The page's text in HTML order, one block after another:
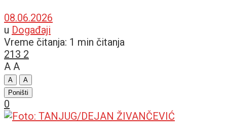
08.06.2026
u Događaji
Vreme čitanja: 1 min čitanja
213 2
A A
A
A
Poništi
0